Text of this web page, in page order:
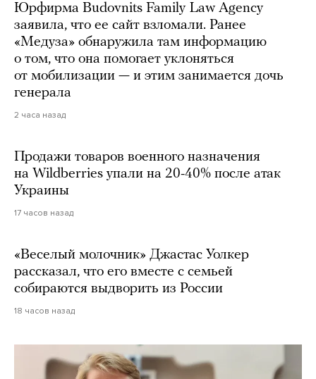
Юрфирма Budovnits Family Law Agency
заявила, что ее сайт взломали. Ранее
«Медуза» обнаружила там информацию
о том, что она помогает уклоняться
от мобилизации — и этим занимается дочь
генерала
2 часа назад
Продажи товаров военного назначения
на Wildberries упали на 20-40% после атак
Украины
17 часов назад
«Веселый молочник» Джастас Уолкер
рассказал, что его вместе с семьей
собираются выдворить из России
18 часов назад